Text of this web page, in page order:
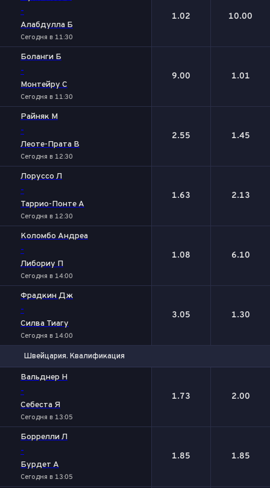
-
Алабдулла Б
Сегодня в 11:30
1.02 10.00
Боланги Б
-
Монтейру С
Сегодня в 11:30
9.00 1.01
Райняк М
-
Леоте-Прата В
Сегодня в 12:30
2.55 1.45
Лоруссо Л
-
Таррио-Понте А
Сегодня в 12:30
1.63 2.13
Коломбо Андреа
-
Либориу П
Сегодня в 14:00
1.08 6.10
Фрадкин Дж
-
Силва Тиагу
Сегодня в 14:00
3.05 1.30
Швейцария. Квалификация
Вальднер Н
-
Себеста Я
Сегодня в 13:05
1.73 2.00
Боррелли Л
-
Бурдет А
Сегодня в 13:05
1.85 1.85